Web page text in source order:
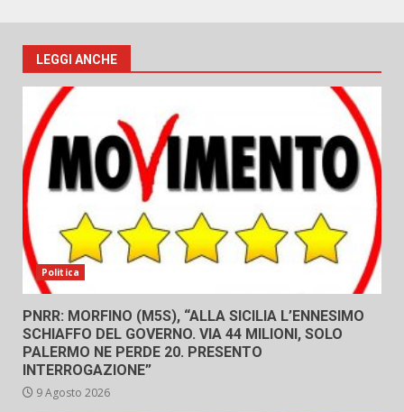
LEGGI ANCHE
Politica
PNRR: MORFINO (M5S), “ALLA SICILIA L’ENNESIMO
SCHIAFFO DEL GOVERNO. VIA 44 MILIONI, SOLO
PALERMO NE PERDE 20. PRESENTO
INTERROGAZIONE”
9 Agosto 2026